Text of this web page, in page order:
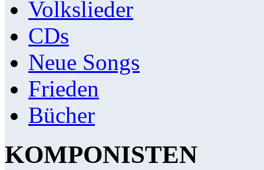
Volkslieder
CDs
Neue Songs
Frieden
Bücher
KOMPONISTEN